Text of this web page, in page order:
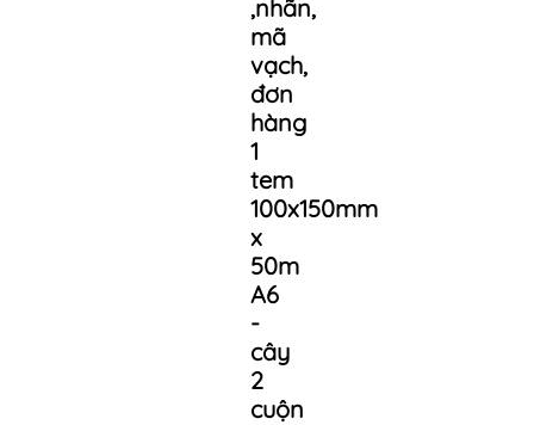
,nhãn,
mã
vạch,
đơn
hàng
1
tem
100x150mm
x
50m
A6
-
cây
2
cuộn